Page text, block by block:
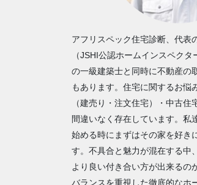
アフリスペック住宅診断、代表
（JSHI公認ホームインスペク
の一級建築士と同時に不動産の
もあります。住宅に関するお悩
（建売り・注文住宅）・中古
間違いなく存在しています。私
始める時にまずはその家を好き
す。不具合と魅力が混在する中
より良い付き合い方が出来るの
バランスを重視した徹底的なホ